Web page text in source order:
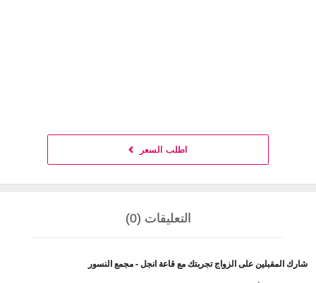
اطلب السعر
التعليقات (0)
شارك المقبلين على الزواج تجربتك مع قاعة انجل - مجمع النسور